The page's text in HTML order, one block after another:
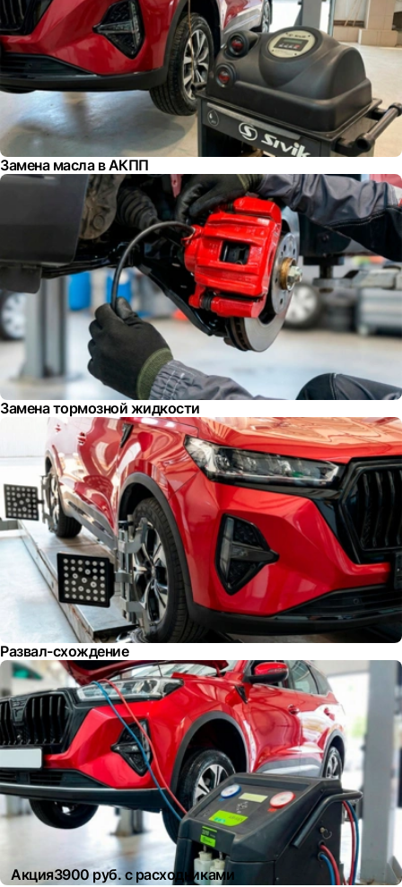
Замена масла в АКПП
Замена тормозной жидкости
Развал-схождение
Акция3900 руб. с расходниками